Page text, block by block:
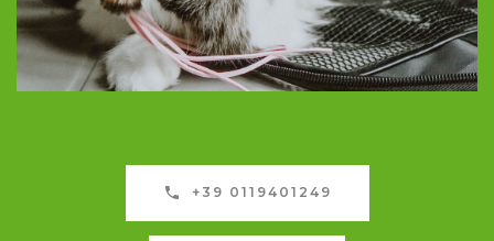
+39 0119401249